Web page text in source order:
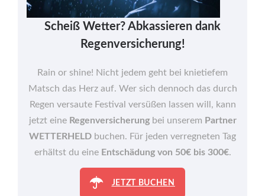
Scheiß Wetter? Abkassieren dank
Regenversicherung!
Rain or shine! Nicht jedem geht bei knietiefem
Matsch das Herz auf. Wer sich dennoch das durch
Regen versaute Festival versüßen lassen will, kann
jetzt eine Regenversicherungbei unserem Partner
WETTERHELD buchen. Für jeden verregneten Tag
erhältst du eine Entschädung von 50€ bis 300€.
JETZT BUCHEN